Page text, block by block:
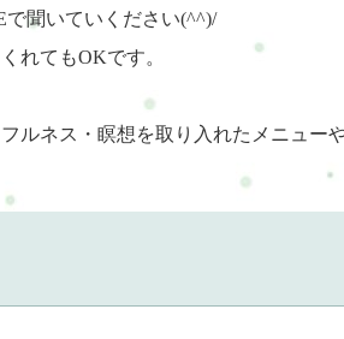
聞いていください(^^)/
れてもOKです。
ルネス・瞑想を取り入れたメニュー